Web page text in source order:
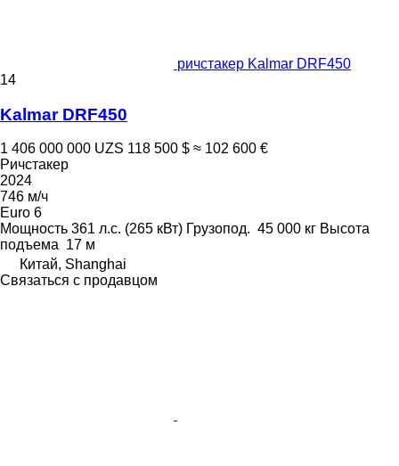
ричстакер Kalmar DRF450
14
Kalmar DRF450
1 406 000 000 UZS 118 500 $ ≈ 102 600 €
Ричстакер
2024
746 м/ч
Euro 6
Мощность 361 л.с. (265 кВт) Грузопод. 45 000 кг Высота
подъема 17 м
Китай, Shanghai
Связаться с продавцом